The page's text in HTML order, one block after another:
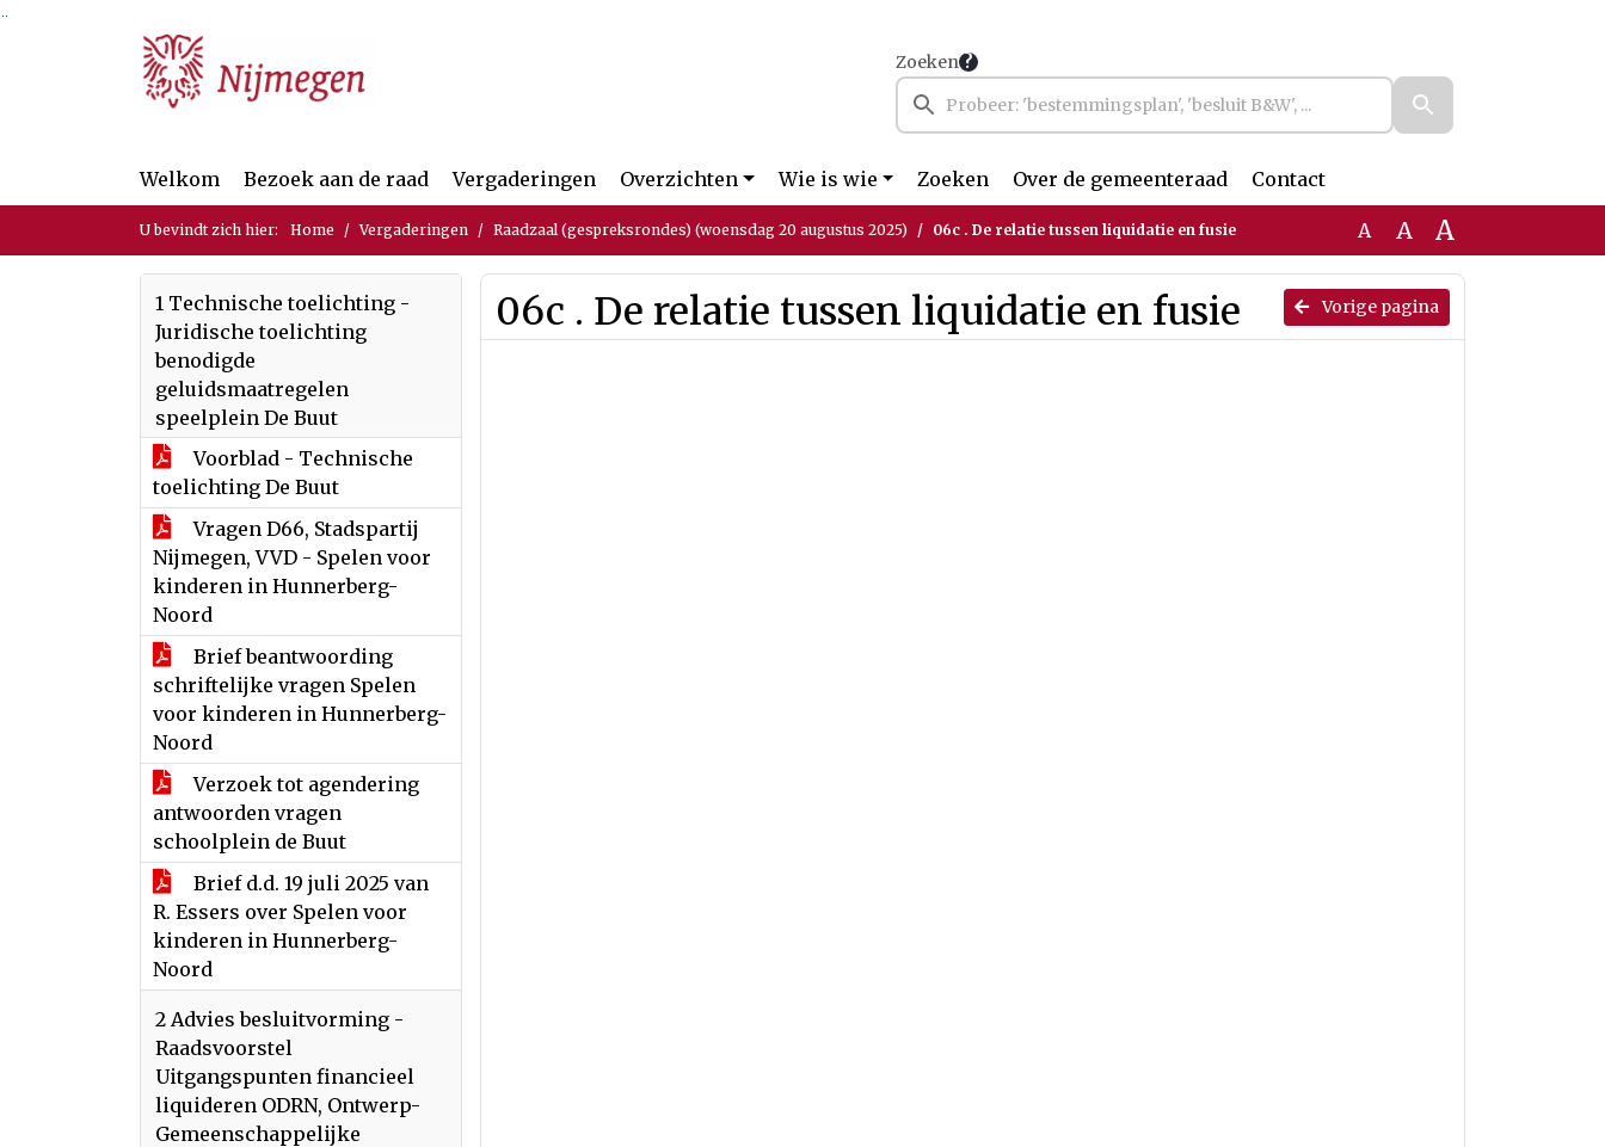
Ga naar de inhoud van deze pagina
Ga naar het zoeken
Ga naar het menu
Zoeken
Welkom Bezoek aan de raad Vergaderingen Overzichten Wie is wie Zoeken Over de gemeenteraad Contact
U bevindt zich hier: Home Vergaderingen Raadzaal (gespreksrondes) (woensdag 20 augustus 2025) 06c . De relatie tussen liquidatie en fusie A A A
1 Technische toelichting -
Juridische toelichting
benodigde
geluidsmaatregelen
speelplein De Buut
Voorblad - Technische
toelichting De Buut
Vragen D66, Stadspartij
Nijmegen, VVD - Spelen voor
kinderen in Hunnerberg-
Noord
Brief beantwoording
schriftelijke vragen Spelen
voor kinderen in Hunnerberg-
Noord
Verzoek tot agendering
antwoorden vragen
schoolplein de Buut
Brief d.d. 19 juli 2025 van
R. Essers over Spelen voor
kinderen in Hunnerberg-
Noord
2 Advies besluitvorming -
Raadsvoorstel
Uitgangspunten financieel
liquideren ODRN, Ontwerp-
Gemeenschappelijke
Vorige pagina
06c . De relatie tussen liquidatie en fusie